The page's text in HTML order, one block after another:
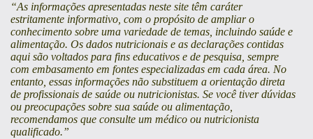
“As informações apresentadas neste site têm caráter
estritamente informativo, com o propósito de ampliar o
conhecimento sobre uma variedade de temas, incluindo saúde e
alimentação. Os dados nutricionais e as declarações contidas
aqui são voltados para fins educativos e de pesquisa, sempre
com embasamento em fontes especializadas em cada área. No
entanto, essas informações não substituem a orientação direta
de profissionais de saúde ou nutricionistas. Se você tiver dúvidas
ou preocupações sobre sua saúde ou alimentação,
recomendamos que consulte um médico ou nutricionista
qualificado.”